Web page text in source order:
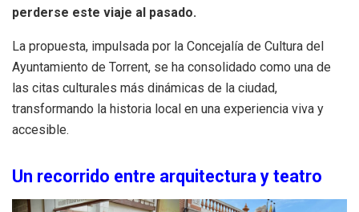
perderse este viaje al pasado.
La propuesta, impulsada por la Concejalía de Cultura del
Ayuntamiento de Torrent, se ha consolidado como una de
las citas culturales más dinámicas de la ciudad,
transformando la historia local en una experiencia viva y
accesible.
Un recorrido entre arquitectura y teatro